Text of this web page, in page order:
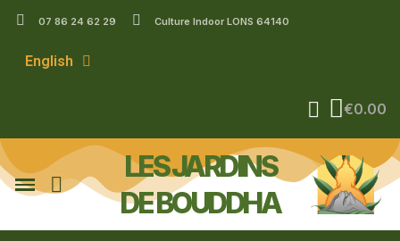
07 86 24 62 29 Culture Indoor LONS 64140
English
€0.00
LES JARDINS
DE BOUDDHA